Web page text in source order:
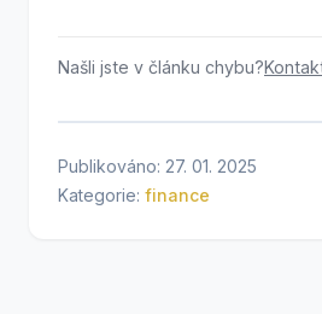
Našli jste v článku chybu?
Publikováno: 27. 01. 2025
Kategorie: finance